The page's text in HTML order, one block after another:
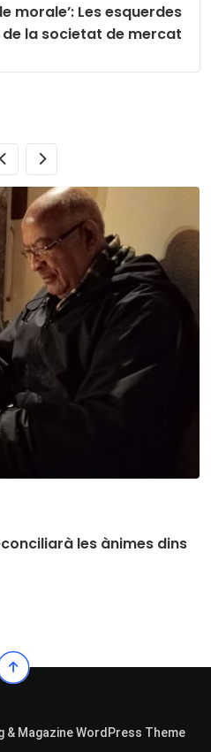
morale’: Les esquerdes
de la societat de mercat
les ànimes dins
& Magazine WordPress Theme